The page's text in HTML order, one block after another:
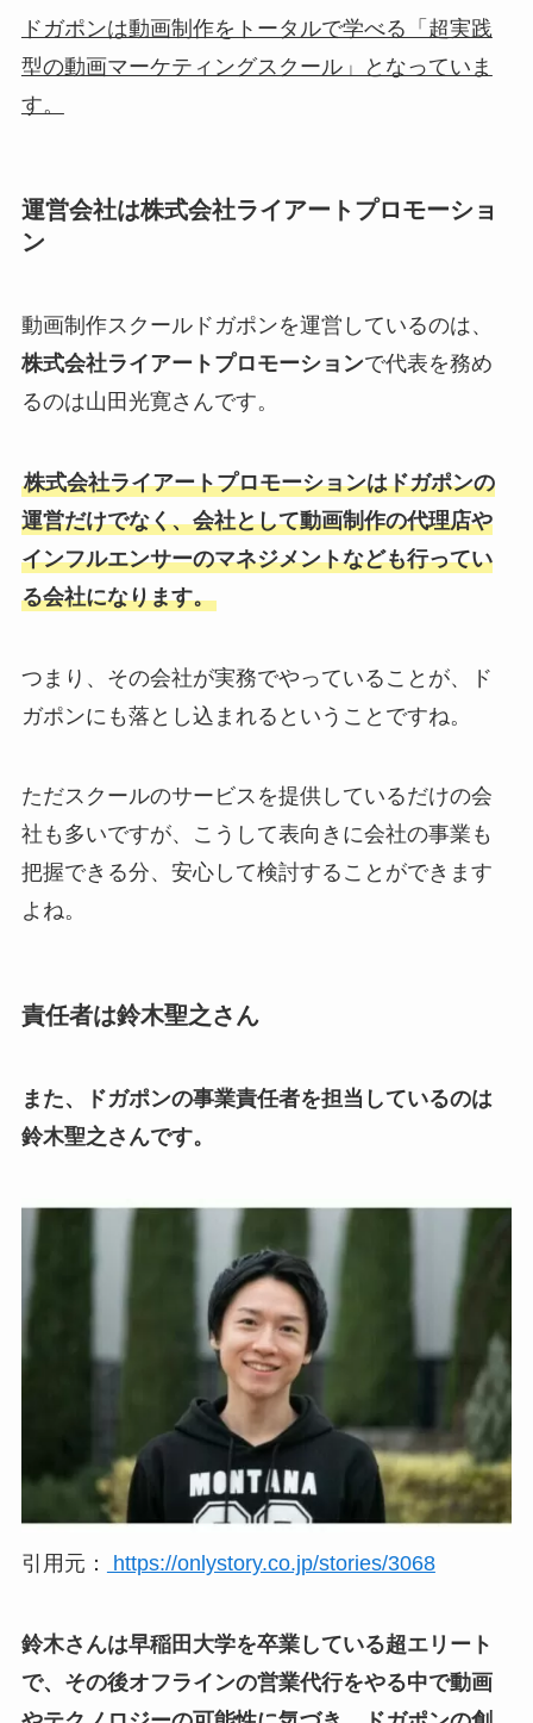
ドガポンは動画制作をトータルで学べる「超実践
型の動画マーケティングスクール」となっていま
す。
運営会社は株式会社ライアートプロモーショ
ン
動画制作スクールドガポンを運営しているのは、
株式会社ライアートプロモーションで代表を務め
るのは山田光寛さんです。
株式会社ライアートプロモーションはドガポンの
運営だけでなく、会社として動画制作の代理店や
インフルエンサーのマネジメントなども行ってい
る会社になります。
つまり、その会社が実務でやっていることが、ド
ガポンにも落とし込まれるということですね。
ただスクールのサービスを提供しているだけの会
社も多いですが、こうして表向きに会社の事業も
把握できる分、安心して検討することができます
よね。
責任者は鈴木聖之さん
また、ドガポンの事業責任者を担当しているのは
鈴木聖之さんです。
引用元： https://onlystory.co.jp/stories/3068
鈴木さんは早稲田大学を卒業している超エリート
で、その後オフラインの営業代行をやる中で動画